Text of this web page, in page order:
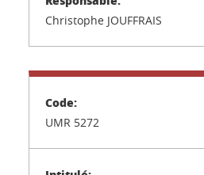
Christophe JOUFFRAIS
UMR 5272